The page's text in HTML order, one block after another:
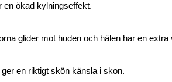
en ökad kylningseffekt.
glider mot huden och hälen har en
en riktigt skön känsla i skon.